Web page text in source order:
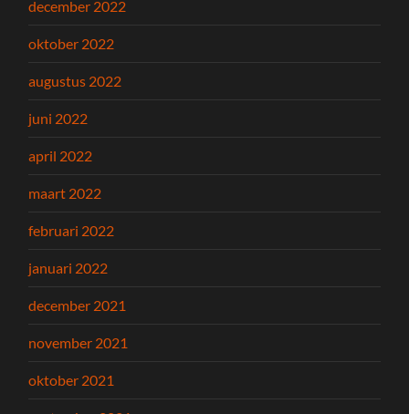
december 2022
oktober 2022
augustus 2022
juni 2022
april 2022
maart 2022
februari 2022
januari 2022
december 2021
november 2021
oktober 2021